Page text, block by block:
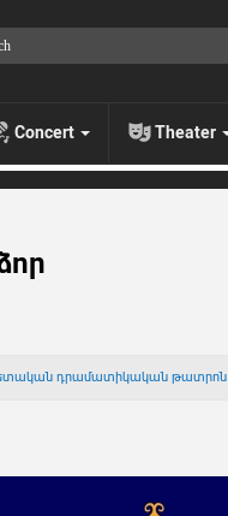
Concert Theater
դրամատիկական թատրոն